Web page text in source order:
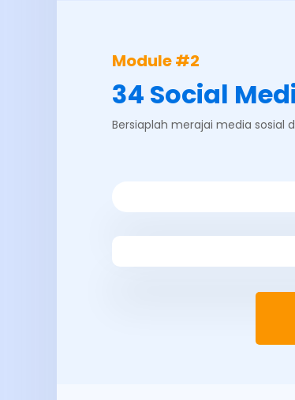
Module #2
34 Social
Bersiaplah merajai media